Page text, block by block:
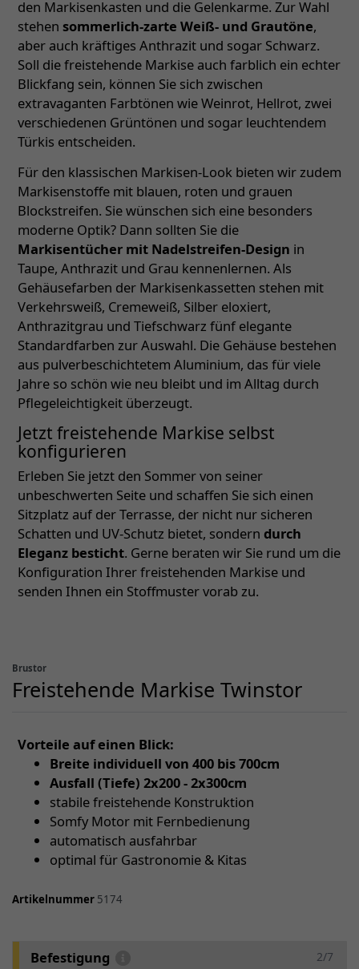
den Markisenkasten und die Gelenkarme. Zur Wahl
stehen sommerlich-zarte Weiß- und Grautöne,
aber auch kräftiges Anthrazit und sogar Schwarz.
Soll die freistehende Markise auch farblich ein echter
Blickfang sein, können Sie sich zwischen
extravaganten Farbtönen wie Weinrot, Hellrot, zwei
verschiedenen Grüntönen und sogar leuchtendem
Türkis entscheiden.
Für den klassischen Markisen-Look bieten wir zudem
Markisenstoffe mit blauen, roten und grauen
Blockstreifen. Sie wünschen sich eine besonders
moderne Optik? Dann sollten Sie die
Markisentücher mit Nadelstreifen-Design in
Taupe, Anthrazit und Grau kennenlernen. Als
Gehäusefarben der Markisenkassetten stehen mit
Verkehrsweiß, Cremeweiß, Silber eloxiert,
Anthrazitgrau und Tiefschwarz fünf elegante
Standardfarben zur Auswahl. Die Gehäuse bestehen
aus pulverbeschichtetem Aluminium, das für viele
Jahre so schön wie neu bleibt und im Alltag durch
Pflegeleichtigkeit überzeugt.
Jetzt freistehende Markise selbst
konfigurieren
Erleben Sie jetzt den Sommer von seiner
unbeschwerten Seite und schaffen Sie sich einen
Sitzplatz auf der Terrasse, der nicht nur sicheren
Schatten und UV-Schutz bietet, sondern durch
Eleganz besticht. Gerne beraten wir Sie rund um die
Konfiguration Ihrer freistehenden Markise und
senden Ihnen ein Stoffmuster vorab zu.
Brustor
Freistehende Markise Twinstor
Vorteile auf einen Blick:
Breite individuell von 400 bis 700cm
Ausfall (Tiefe) 2x200 - 2x300cm
stabile freistehende Konstruktion
Somfy Motor mit Fernbedienung
automatisch ausfahrbar
optimal für Gastronomie & Kitas
Artikelnummer 5174
Befestigung 2/7